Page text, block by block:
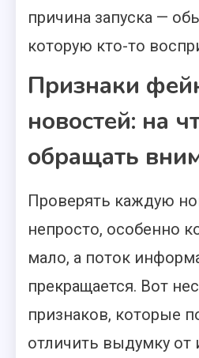
причина запуска —
которую кто-то
Признаки
новостей: на
обращать
Проверять каждую
непросто, особенно
мало, а поток
прекращается. Вот
признаков, которые
отличить выдумку от